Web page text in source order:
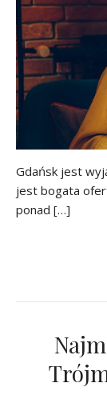
Gdańsk jest
jest bogata
ponad […]